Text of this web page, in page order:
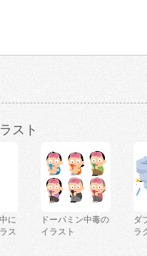
スト
に
ス
ドーパミン中毒の
イラスト
ダ
ラ